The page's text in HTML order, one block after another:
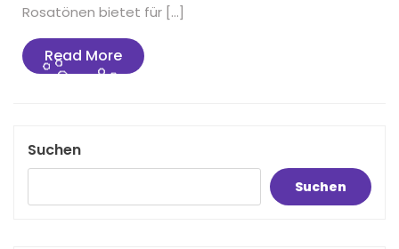
Rosatönen bietet für […]
Read MoreRead
More
Suchen
Suchen